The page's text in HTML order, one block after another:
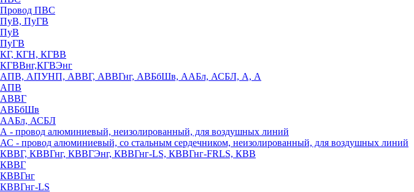
Провод ПВС
ПуВ, ПуГВ
ПуВ
ПуГВ
КГ, КГН, КГВВ
КГВВнг,КГВЭнг
АПВ, АПУНП, АВВГ, АВВГнг, АВБбШв, ААБл, АСБЛ, А, А
АПВ
АВВГ
АВБбШв
ААБл, АСБЛ
А - провод алюминиевый, неизолированный, для воздушных линий
АС - провод алюминиевый, со стальным сердечником, неизолированный, для воздушных линий
КВВГ, КВВГнг, КВВГЭнг, КВВГнг-LS, КВВГнг-FRLS, КВВ
КВВГ
КВВГнг
КВВГнг-LS